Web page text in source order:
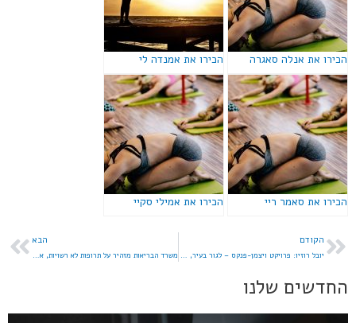
הכירו את אנלה סאגרה הכירו את אמנדה לי
הכירו את סאמר ריי הכירו את אמילי סקיי
הקודם
יובל רוזיו: פרויקט ויצמן-פנקס – לגור בעיר, להרגיש בקיבוץ
הבא
משרד הבריאות מזהיר על תרופות לא רשויות, אלכוהולים מזויף ב"הסודוך של ערד"
החדשים שלנו